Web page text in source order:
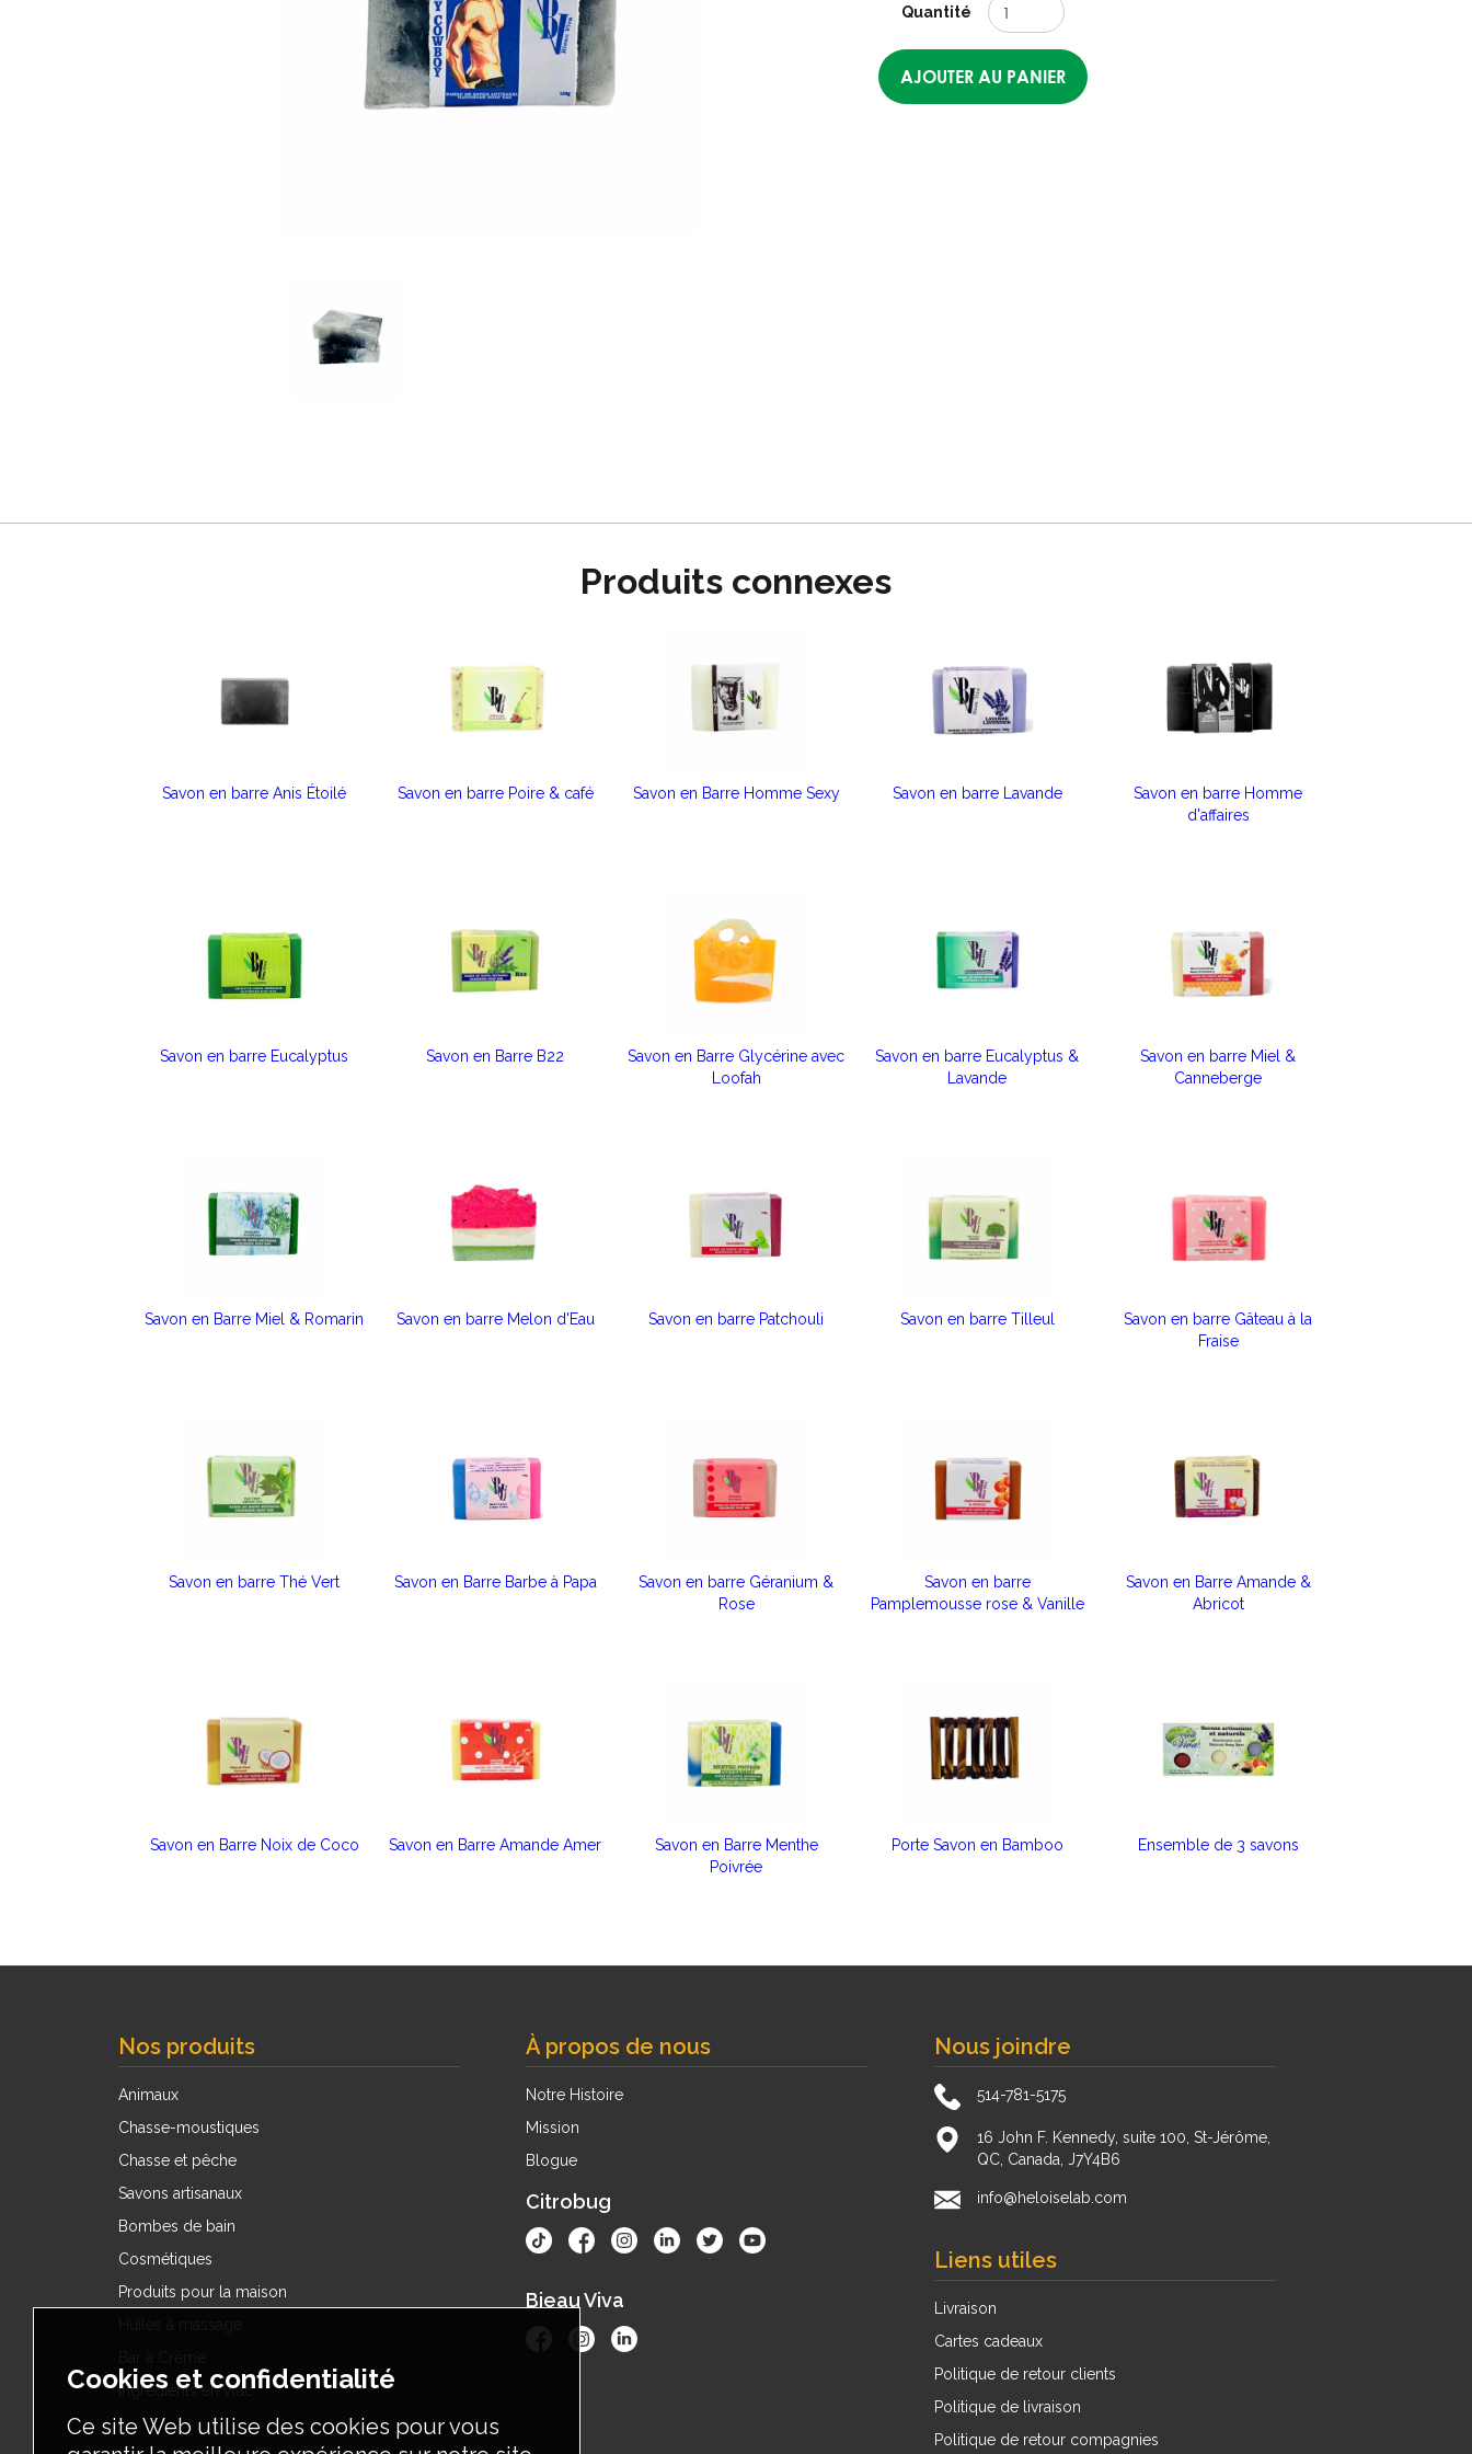
Quantité
Produits connexes
Savon en barre Anis Étoilé Savon en barre Poire & café Savon en Barre Homme Sexy Savon en barre Lavande
Savon en barre Homme
d'affaires
Savon en barre Eucalyptus Savon en Barre B22
Savon en Barre Glycérine avec
Loofah
Savon en barre Eucalyptus &
Lavande
Savon en barre Miel &
Canneberge
Savon en Barre Miel & Romarin Savon en barre Melon d'Eau Savon en barre Patchouli Savon en barre Tilleul
Savon en barre Gâteau à la
Fraise
Savon en barre Thé Vert Savon en Barre Barbe à Papa
Savon en barre Géranium &
Rose
Savon en barre
Pamplemousse rose & Vanille
Savon en Barre Amande &
Abricot
Savon en Barre Noix de Coco Savon en Barre Amande Amer
Savon en Barre Menthe
Poivrée
Porte Savon en Bamboo Ensemble de 3 savons
Nos produits
Animaux
Chasse-moustiques
Chasse et pêche
Savons artisanaux
Bombes de bain
Cosmétiques
Produits pour la maison
Ingrédients en vrac
À propos de nous
Notre Histoire
Mission
Blogue
Citrobug
Bieau Viva
Nous joindre
514-781-5175
16 John F. Kennedy, suite 100, St-Jérôme,
QC, Canada, J7Y4B6
info@heloiselab.com
Liens utiles
Livraison
Cartes cadeaux
Politique de retour clients
Politique de livraison
Politique de retour compagnies
Cookies et confidentialité
Ce site Web utilise des cookies pour vous